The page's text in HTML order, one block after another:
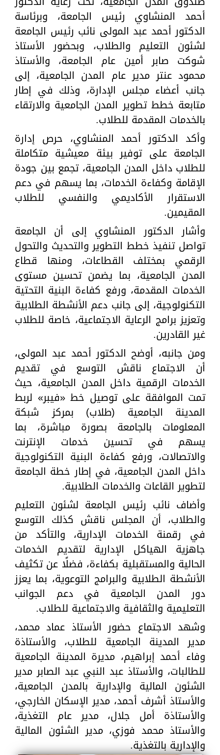
أحمد المنشاوي رئيس الجامعة، وبرئاسة
الدكتور أحمد عبد المولى نائب رئيس الجامعة
لشئون التعليم والطلاب، وبحضور الأستاذ
شوكت صابر أمين عام الجامعة، والأستاذ
محمود عنتر مدير عام المدن الجامعية، إلى
جانب أعضاء مجلس الإدارة، وذلك في إطار
متابعة خطط تطوير المدن الجامعية والارتقاء
بالخدمات المقدمة للطلاب.
وأكد الدكتور أحمد المنشاوي، حرص إدارة
الجامعة على توفير بيئة معيشية متكاملة
للطلاب داخل المدن الجامعية، تجمع بين جودة
الإقامة وكفاءة الخدمات، بما يسهم في دعم
الاستقرار الأكاديمي والنفسي للطلاب
المقيمين.
وأشار الدكتور المنشاوي إلى أن الجامعة
تواصل تنفيذ خطط التطوير والتحديث والتحول
الرقمي بمختلف القطاعات، ومنها قطاع
المدن الجامعية، بما يضمن تحسين مستوى
الخدمات المقدمة، ورفع كفاءة البنية التحتية
التكنولوجية، إلى جانب دعم الأنشطة الطلابية
وتعزيز برامج الرعاية الاجتماعية، خاصة للطلاب
غير القادرين.
ومن جانبه، أوضح الدكتور أحمد عبد المولى،
أن الاجتماع ناقش التوسع في تقديم
الخدمات الرقمية داخل المدن الجامعية، حيث
تمت الموافقة على توصيل خط «فيبر» لربط
المدينة الجامعية (طلاب) بمركز شبكة
المعلومات بالجامعة بصورة مباشرة، بما
يسهم في تحسين خدمات الإنترنت
والاتصالات، ورفع كفاءة البنية التكنولوجية
داخل المدن الجامعية، في إطار خطة الجامعة
لتطوير القاعات والخدمات الطلابية.
وأضاف نائب رئيس الجامعة لشئون التعليم
والطلاب، أن المجلس ناقش كذلك التوسع
في رقمنة الخدمات الإدارية، والتأكد من
جاهزية الهياكل الإدارية لتقديم الخدمات
الحالية والمستقبلية بكفاءة، فضلًا عن تكثيف
الأنشطة الطلابية والبرامج التوعوية، بما يعزز
دور المدن الجامعية في دعم الجوانب
التعليمية والثقافية والاجتماعية للطلاب.
وشهد الاجتماع حضور الأستاذ عماد محمد،
مدير المدينة الجامعية للطلاب، والأستاذة
وفاء أحمد إبراهيم، مديرة المدينة الجامعية
للطالبات، والأستاذ عبد النبي عبد الصابر مدير
الشئون المالية والإدارية بالمدن الجامعية،
والأستاذ أشرف أحمد، مدير الإسكان الخارجي،
والأستاذة أمل جلال، مدير عام التغذية،
والأستاذ محمد فوزي، مدير الشئون المالية
والإدارية بالتغذية.